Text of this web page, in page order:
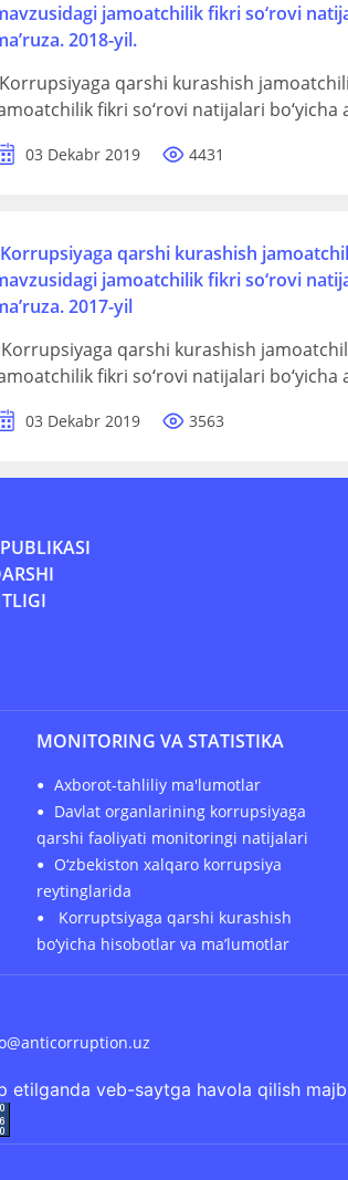
jamoatchilik fikri so‘rovi
2018-yil.
qarshi kurashish
fikri so‘rovi natijalari bo‘yicha
03 Dekabr 2019 4431
qarshi kurashish
jamoatchilik fikri so‘rovi
2017-yil
qarshi kurashish
fikri so‘rovi natijalari bo‘yicha
03 Dekabr 2019 3563
MONITORING VA STATISTIKA
Axborot-tahliliy ma'lumotlar
Davlat organlarining korrupsiyaga
qarshi faoliyati monitoringi natijalari
O‘zbekiston xalqaro korrupsiya
reytinglarida
Korruptsiyaga qarshi kurashish
bo‘yicha hisobotlar va ma’lumotlar
etilganda veb-saytga havola qilish